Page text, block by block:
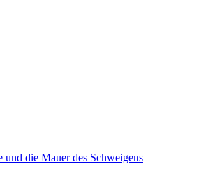
und die Mauer des Schweigens